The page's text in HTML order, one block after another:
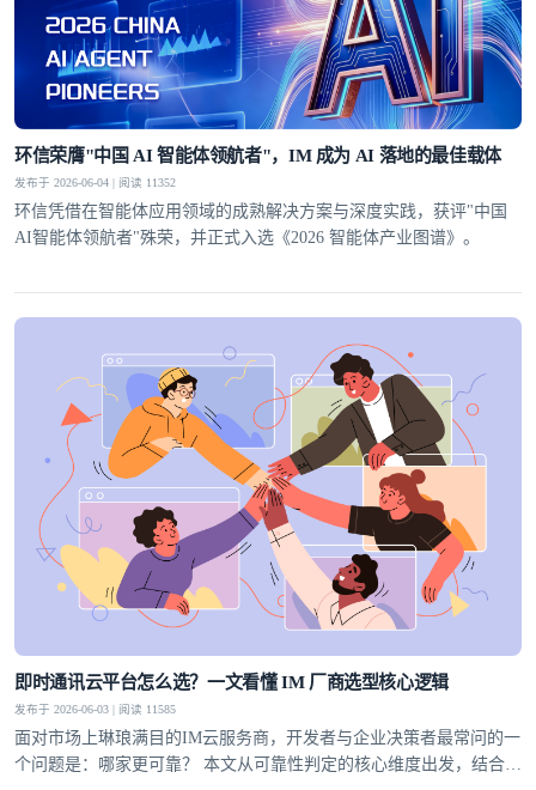
环信荣膺"中国 AI 智能体领航者"，IM 成为 AI 落地的最佳载体
发布于 2026-06-04 | 阅读 11352
环信凭借在智能体应用领域的成熟解决方案与深度实践，获评"中国
AI智能体领航者"殊荣，并正式入选《2026 智能体产业图谱》。
即时通讯云平台怎么选？一文看懂 IM 厂商选型核心逻辑
发布于 2026-06-03 | 阅读 11585
面对市场上琳琅满目的IM云服务商，开发者与企业决策者最常问的一
个问题是：哪家更可靠？ 本文从可靠性判定的核心维度出发，结合行